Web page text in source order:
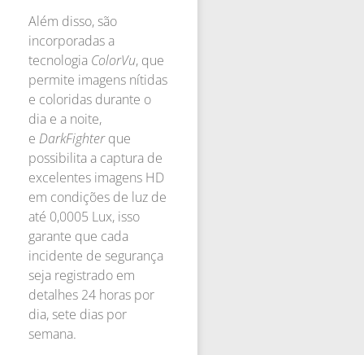
Além disso, são
incorporadas a
tecnologia ColorVu, que
permite imagens nítidas
e coloridas durante o
dia e a noite,
e DarkFighterque
possibilita a captura de
excelentes imagens HD
em condições de luz de
até 0,0005 Lux, isso
garante que cada
incidente de segurança
seja registrado em
detalhes 24 horas por
dia, sete dias por
semana.